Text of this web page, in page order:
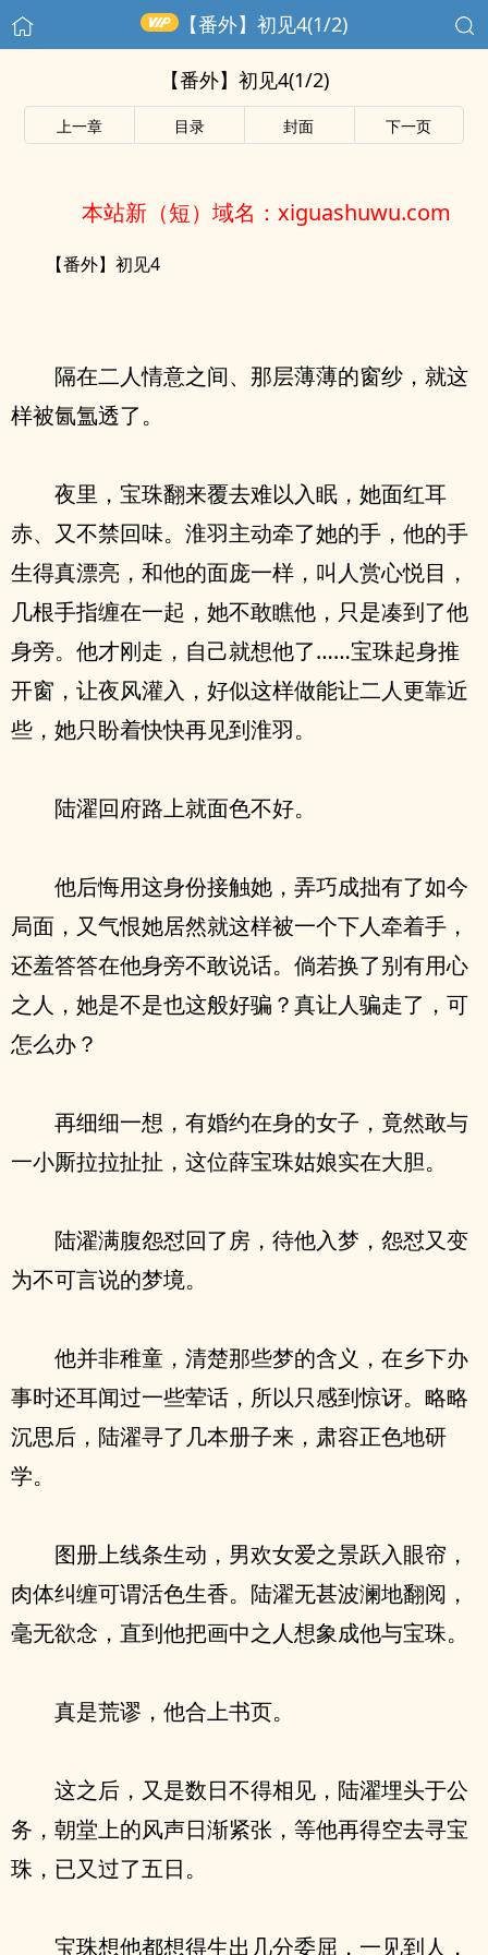
【番外】初见4(1/2)
【番外】初见4(1/2)
上一章 目录 封面 下一页
本站新（短）域名：xiguashuwu.com
【番外】初见4
隔在二人情意之间、那层薄薄的窗纱，就这
样被氤氲透了。
夜里，宝珠翻来覆去难以入眠，她面红耳
赤、又不禁回味。淮羽主动牵了她的手，他的手
生得真漂亮，和他的面庞一样，叫人赏心悦目，
几根手指缠在一起，她不敢瞧他，只是凑到了他
身旁。他才刚走，自己就想他了……宝珠起身推
开窗，让夜风灌入，好似这样做能让二人更靠近
些，她只盼着快快再见到淮羽。
陆濯回府路上就面色不好。
他后悔用这身份接触她，弄巧成拙有了如今
局面，又气恨她居然就这样被一个下人牵着手，
还羞答答在他身旁不敢说话。倘若换了别有用心
之人，她是不是也这般好骗？真让人骗走了，可
怎么办？
再细细一想，有婚约在身的女子，竟然敢与
一小厮拉拉扯扯，这位薛宝珠姑娘实在大胆。
陆濯满腹怨怼回了房，待他入梦，怨怼又变
为不可言说的梦境。
他并非稚童，清楚那些梦的含义，在乡下办
事时还耳闻过一些荤话，所以只感到惊讶。略略
沉思后，陆濯寻了几本册子来，肃容正色地研
学。
图册上线条生动，男欢女爱之景跃入眼帘，
肉体纠缠可谓活色生香。陆濯无甚波澜地翻阅，
毫无欲念，直到他把画中之人想象成他与宝珠。
真是荒谬，他合上书页。
这之后，又是数日不得相见，陆濯埋头于公
务，朝堂上的风声日渐紧张，等他再得空去寻宝
珠，已又过了五日。
宝珠想他都想得生出几分委屈，一见到人，